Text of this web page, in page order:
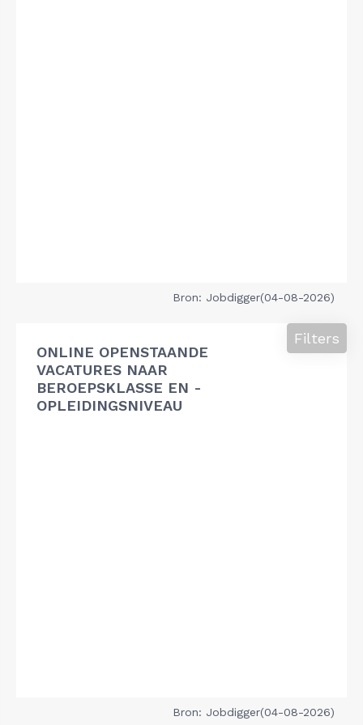
Bron: Jobdigger(04-08-2026)
ONLINE OPENSTAANDE
VACATURES NAAR
BEROEPSKLASSE EN -
OPLEIDINGSNIVEAU
Filters
Bron: Jobdigger(04-08-2026)